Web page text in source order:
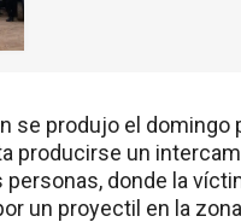
se produjo el domingo
producirse un
personas, donde la
un proyectil en la